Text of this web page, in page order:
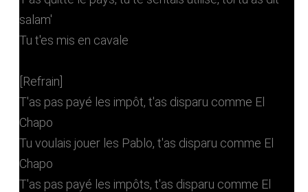
salam'
Tu t'es mis en cavale
[Refrain]
T'as pas payé les impôt, t'as disparu comme El
Chapo
Tu voulais jouer les Pablo, t'as disparu comme El
Chapo
T'as pas payé les impôts, t'as disparu comme El